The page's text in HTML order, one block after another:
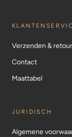
Verzenden &
Contact
Maattabel
JURIDISCH
Algemene